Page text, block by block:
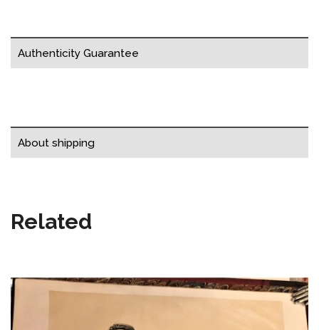
Authenticity Guarantee
About shipping
Related